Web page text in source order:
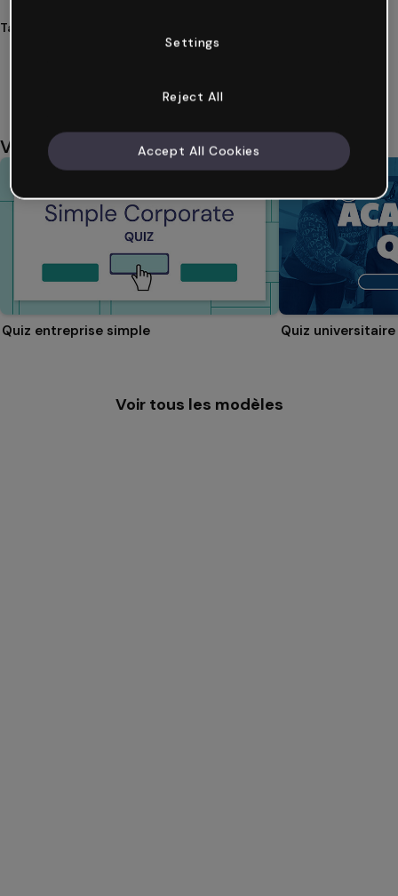
Tags
personnalisable
Vous aimerez aussi
Quiz entreprise simple Quiz universitaire
Voir tous les modèles
Settings
Reject All
Accept All Cookies